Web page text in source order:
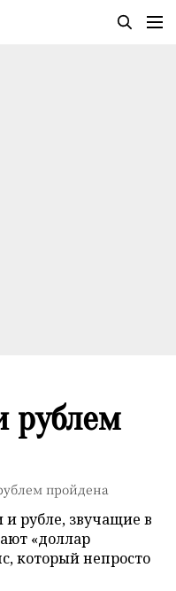
рублем
пройдена
рубле, звучащие в
«доллар
который непросто